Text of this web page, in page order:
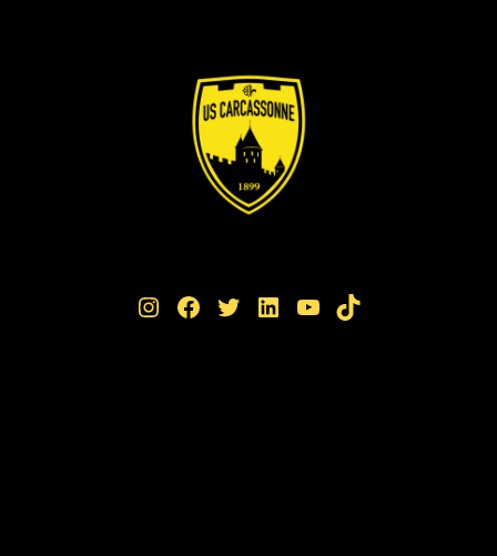
Instagram Facebook Twitter LinkedIn YouTube TikTok